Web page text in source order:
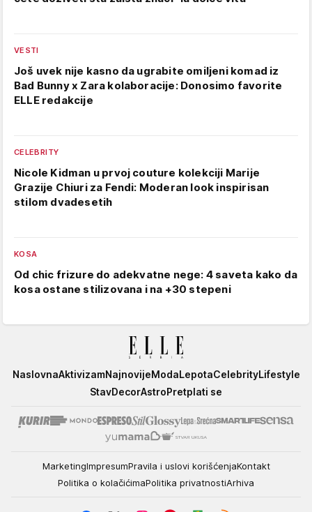
VESTI
Još uvek nije kasno da ugrabite omiljeni komad iz
Bad Bunny x Zara kolaboracije: Donosimo favorite
ELLE redakcije
CELEBRITY
Nicole Kidman u prvoj couture kolekciji Marije
Grazije Chiuri za Fendi: Moderan look inspirisan
stilom dvadesetih
KOSA
Od chic frizure do adekvatne nege: 4 saveta kako da
kosa ostane stilizovana i na +30 stepeni
Elle
NaslovnaAktivizamNajnovijeModaLepotaCelebrityLifestyle
StavDecorAstroPretplati se
MarketingImpresumPravila i uslovi korišćenjaKontakt
Politika o kolačićimaPolitika privatnostiArhiva